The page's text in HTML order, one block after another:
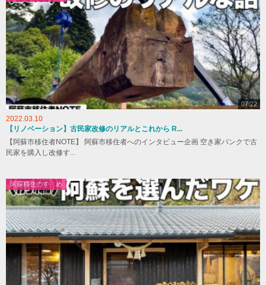
07:22
2022.03.10
【リノベーション】古民家改修のリアルとこれから R...
【阿蘇市移住者NOTE】 阿蘇市移住者へのインタビュー企画 空き家バンクで古
民家を購入し改修す...
阿蘇移住のすゝめ